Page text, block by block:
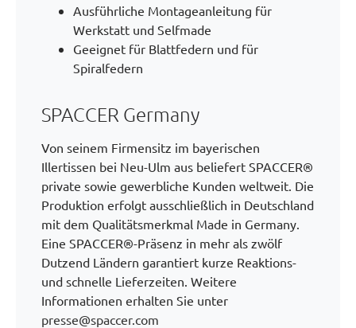
Ausführliche Montageanleitung für
Werkstatt und Selfmade
Geeignet für Blattfedern und für
Spiralfedern
SPACCER Germany
Von seinem Firmensitz im bayerischen
Illertissen bei Neu-Ulm aus beliefert SPACCER®
private sowie gewerbliche Kunden weltweit. Die
Produktion erfolgt ausschließlich in Deutschland
mit dem Qualitätsmerkmal Made in Germany.
Eine SPACCER®-Präsenz in mehr als zwölf
Dutzend Ländern garantiert kurze Reaktions-
und schnelle Lieferzeiten. Weitere
Informationen erhalten Sie unter
presse@spaccer.com